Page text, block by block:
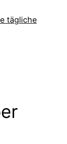
tägliche